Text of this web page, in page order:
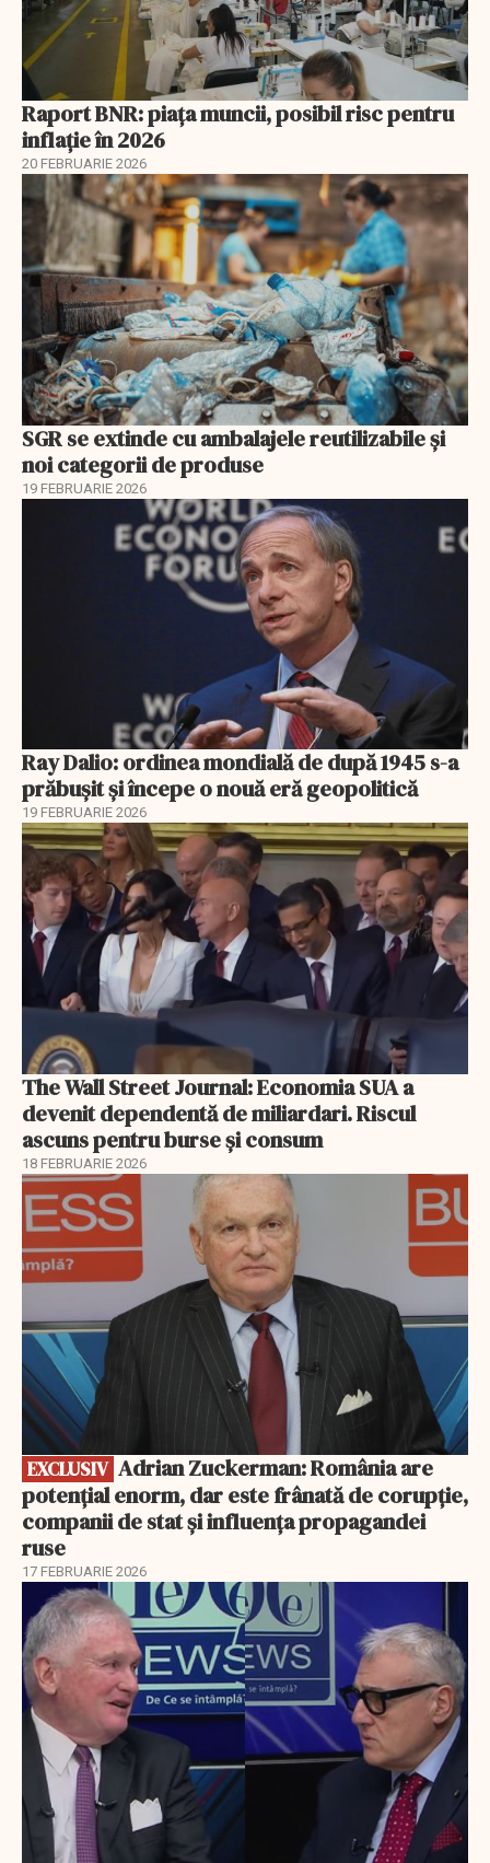
Raport BNR: piața muncii, posibil risc pentru
inflație în 2026
20 FEBRUARIE 2026
SGR se extinde cu ambalajele reutilizabile și
noi categorii de produse
19 FEBRUARIE 2026
Ray Dalio: ordinea mondială de după 1945 s-a
prăbușit și începe o nouă eră geopolitică
19 FEBRUARIE 2026
The Wall Street Journal: Economia SUA a
devenit dependentă de miliardari. Riscul
ascuns pentru burse și consum
18 FEBRUARIE 2026
EXCLUSIV
EXCLUSIV
potențial enorm, dar este frânată de corupție,
companii de stat și influența propagandei
ruse
17 FEBRUARIE 2026
EXCLUSIV